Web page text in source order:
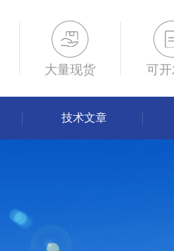
大量现货 可
技术文章